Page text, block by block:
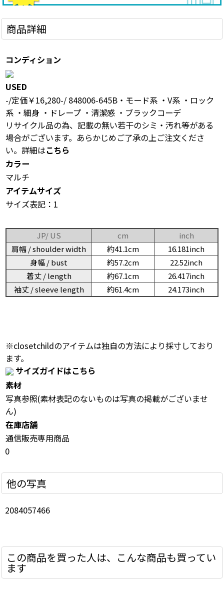
商品詳細
コンディション
USED
-/定価￥16,280-/ 848006-645B・モード系 ・V系 ・ロック
系 ・細身 ・ドレープ ・清潔感 ・ブラックコーデ
リサイクル品の為、記載の無い若干のシミ・汚れ等がある
場合がございます。あらかじめご了承の上ご注文くださ
い。詳細はこちら
カラー
マルチ
アイテムサイズ
サイズ表記：1
JP/ US cm
inch
肩幅 / shoulder width
約41.1cm
16.181inch
身幅 / bust
約57.2cm
22.52inch
着丈 / length
約67.1cm
26.417inch
袖丈 / sleeve length
約61.4cm 24.173inch
※closetchildのアイテムは独自の方法により採寸しており
ます。
サイズガイドはこちら
素材
写真参照(素材表記のないものは写真の掲載がございませ
ん)
在庫店舗
通信販売専用商品
0
他の写真
2084057466
この商品を買った人は、こんな商品も買ってい
ます